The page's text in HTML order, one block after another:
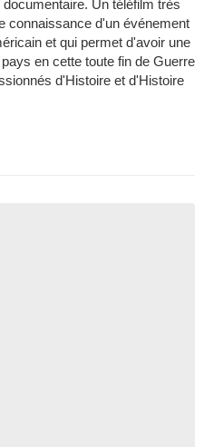
Un téléfilm très
connaissance d'un événement
et qui permet d'avoir une
en cette toute fin de Guerre
d'Histoire et d'Histoire